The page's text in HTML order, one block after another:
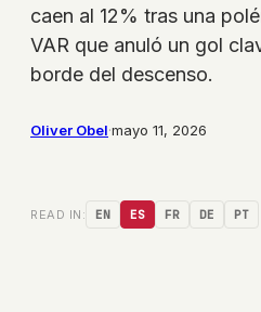
caen al 12% tras una
VAR que anuló un gol
borde del descenso.
Oliver Obel·mayo 11, 2026
READ IN: EN ES FR DE PT